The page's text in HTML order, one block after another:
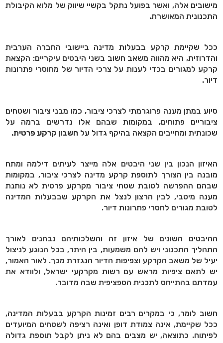
מישובים אלה, ואשר בפועל נתקל בקשיי שיווק של מלוא הקיבולת
התכנונית המאושרת.
ככל שקיימת קרקע בבעלות מדינה ביישובי החברה הערבית
והדרוזית, היא מהווה משאב חשוב בשני היבטים עיקריים: הקצאת
קרקע למגורים בכדי לענות על צרכי הדיור של מחוסרי פתרונות
דיור.
סיוע במתן מענה פרוגרמתי לצרכי ציבור, כמו מבני ציבור ושטחים
ציבוריים פתוחים, במקומות שבהם אלו נדרשים ברמה על
שכונתית ומחייבים הקצאה בהיקף גדול עלחשבון קרקע פרטית.
האיזון הנכון בין שני היבטים אלה מייצר לעיתים דילמה ומתח
מובנה בין הצורך לתוספת קרקע מדינה לצרכי ציבור, במקומות
שבהם ההפרשה לטובת שטחי ציבור מקרקע פרטית לא נותנת
מענה מיטבי, לבין הרצון לנצל את הקרקע שבבעלות המדינה
לטובת מגורים לחסרי פתרונות דיור.
ההיבטים השונים של איזון זה והשלכותיהם נבחנים לאורך
התהליך התכנוני ויש להם משמעות, בין היתר, בכל הנוגע לניצול
יעיל של משאב הקרקע וצפיפות הדיור הנגזרת מכך. לאור האמור,
יש לתאם ציפיות מראש עם רשות מקרקעי ישראל, ולוודא את
עמדתם בהתייחס לתכנית הספציפית שבה מדובר.
חשוב לומר, כי במקרים רבים זמינות הקרקע בבעלות המדינה,
ככל שקיימת, אינה צמודת דופן ואינה רציפה לשטחים המיועדים
לפיתוח. כתוצאה, יש מצבים בהם לא ניתן לקבל תוספת גדולה